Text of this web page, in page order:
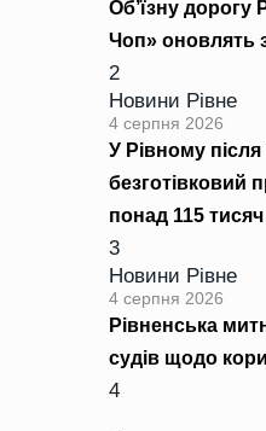
Об’їзну дорогу
Чоп» оновлять
2
Новини Рівне
4 серпня 2026
У Рівному
безготівковий
понад 115
3
Новини Рівне
4 серпня 2026
Рівненська
судів щодо
4